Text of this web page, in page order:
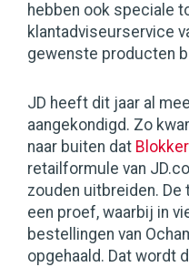
hebben ook speciale
klantadviseurservice
gewenste producten
JD heeft dit jaar al
aangekondigd. Zo
naar buiten dat
retailformule van
zouden uitbreiden.
een proef, waarbij in
bestellingen van
opgehaald. Dat wordt